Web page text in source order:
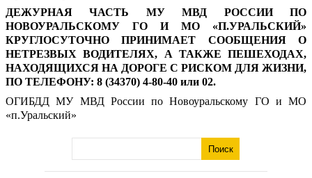
ДЕЖУРНАЯ ЧАСТЬ МУ МВД РОССИИ ПО
НОВОУРАЛЬСКОМУ ГО И МО «П.УРАЛЬСКИЙ»
КРУГЛОСУТОЧНО ПРИНИМАЕТ СООБЩЕНИЯ О
НЕТРЕЗВЫХ ВОДИТЕЛЯХ, А ТАКЖЕ ПЕШЕХОДАХ,
НАХОДЯЩИХСЯ НА ДОРОГЕ С РИСКОМ ДЛЯ ЖИЗНИ,
ПО ТЕЛЕФОНУ: 8 (34370) 4-80-40 или 02.
ОГИБДД МУ МВД России по Новоуральскому ГО и МО
«п.Уральский»